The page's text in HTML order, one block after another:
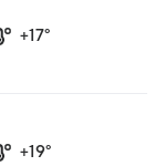
+17°
+19°